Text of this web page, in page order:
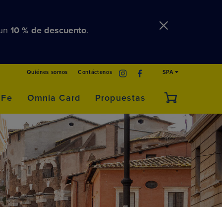
10 % de descuento.
Quiénes somos Contáctenos SPA
Omnia Card Propuestas